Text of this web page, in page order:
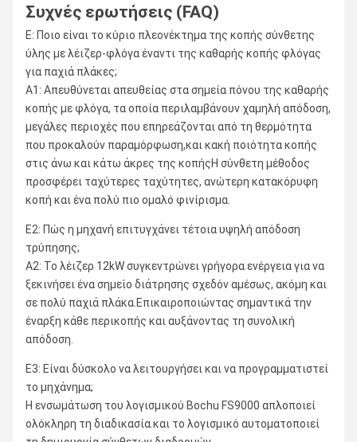
Συχνές ερωτήσεις (FAQ)
Ε: Ποιο είναι το κύριο πλεονέκτημα της κοπής σύνθετης
ύλης με λέιζερ-φλόγα έναντι της καθαρής κοπής φλόγας
για παχιά πλάκες;
Α1: Απευθύνεται απευθείας στα σημεία πόνου της καθαρής
κοπής με φλόγα, τα οποία περιλαμβάνουν χαμηλή απόδοση,
μεγάλες περιοχές που επηρεάζονται από τη θερμότητα
που προκαλούν παραμόρφωση,και κακή ποιότητα κοπής
στις άνω και κάτω άκρες της κοπήςΗ σύνθετη μέθοδος
προσφέρει ταχύτερες ταχύτητες, ανώτερη κατακόρυφη
κοπή και ένα πολύ πιο ομαλό φινίρισμα.
Ε2: Πώς η μηχανή επιτυγχάνει τέτοια υψηλή απόδοση
τρύπησης;
Α2: Το λέιζερ 12kW συγκεντρώνει γρήγορα ενέργεια για να
ξεκινήσει ένα σημείο διάτρησης σχεδόν αμέσως, ακόμη και
σε πολύ παχιά πλάκα.Επικαιροποιώντας σημαντικά την
έναρξη κάθε περικοπής και αυξάνοντας τη συνολική
απόδοση.
Ε3: Είναι δύσκολο να λειτουργήσει και να προγραμματιστεί
το μηχάνημα;
Η ενσωμάτωση του λογισμικού Bochu FS9000 απλοποιεί
ολόκληρη τη διαδικασία.και το λογισμικό αυτοματοποιεί